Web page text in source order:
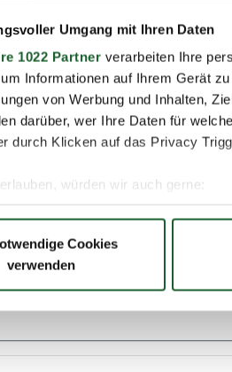
Umgang mit Ihren Daten
1022 Partner verarbeiten Ihre
Informationen auf Ihrem Gerät
von Werbung und Inhalten,
darüber, wer Ihre Daten für
durch Klicken auf das Privacy
würden wir auch gerne:
über Ihre geografische
mehr darüber, wie Ihre
auf unsere Website zu
Partner für soziale Medien,
Cookies
verwenden
Fakten vs. Verständnis und
Lernkultur
klassischer Ausbilder
und Lernbedarf
Fähigkeiten
Simulation und Praxistransfer
erarbeitet. Die effektive
und dem